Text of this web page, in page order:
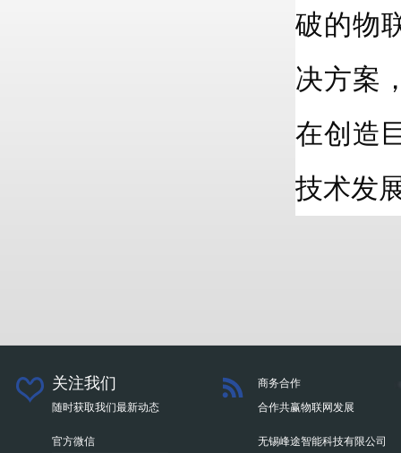
破的物
决方案
在创造
技术发
关注我们
随时获取我们最新动态
官方微信
商务合作
合作共赢物联网发展
无锡峰途智能科技有限公司